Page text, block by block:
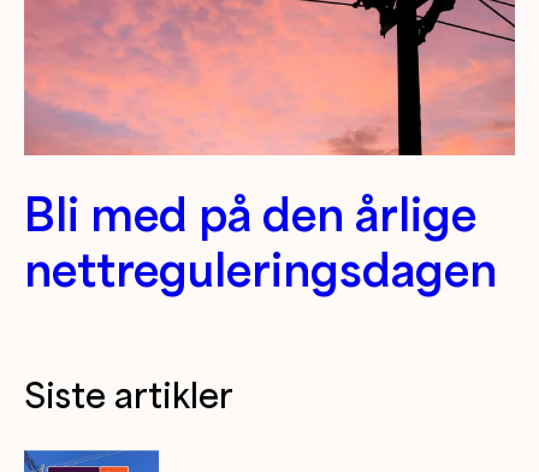
Bli med på den årlige
nettreguleringsdagen
Siste artikler